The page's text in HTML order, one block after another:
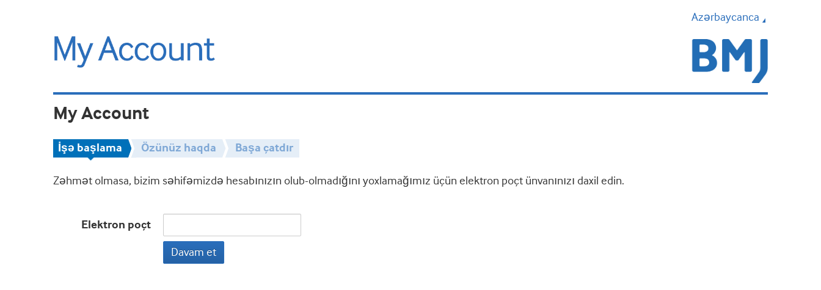
Azərbaycanca
My Account
İşə başlama Özünüz haqda Başa çatdır
Zəhmət olmasa, bizim səhifəmizdə hesabınızın olub-olmadığını yoxlamağımız üçün elektron poçt ünvanınızı daxil edin.
Elektron poçt
Davam et